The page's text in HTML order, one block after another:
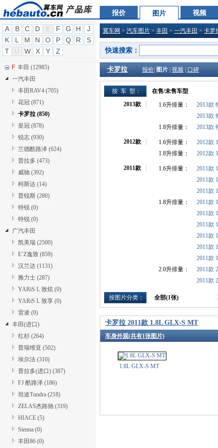
报价 图片 视频
A B C D E F G H
J
K
L M N O P Q R
S
T
U W X Y Z
D 大众 (25430)
F 菲亚特 (1920)
F 福汽新龙马 (0)
F 风行 (0)
F 法拉利 (1440)
F 丰田 (12985)
一汽丰田
丰田RAV4 (705)
花冠 (871)
卡罗拉 (850)
皇冠 (878)
锐志 (930)
兰德酷路泽 (624)
普拉多 (473)
威驰 (392)
柯斯达 (14)
普锐斯 (280)
特锐 (0)
特锐 (0)
广汽丰田
凯美瑞 (2500)
E’Z逸致 (859)
汉兰达 (1131)
雅力士 (287)
YARiS L 致炫 (0)
YARiS L 致享 (0)
雷凌 (0)
丰田(进口)
红杉 (264)
普瑞维亚 (502)
埃尔法 (310)
普拉多(进口) (387)
FJ 酷路泽 (186)
坦途Tundra (218)
ZELAS杰路驰 (319)
HIACE (5)
Sienna (0)
丰田86 (0)
冀车网 > 汽车图片 > 丰田 > 一汽丰田 > 卡罗
快速搜索：
卡罗拉 报价 图片 视频 口碑
按 车 型：
在售/未售车型
2013款
1.6升排量：
2013款
2013款
1.8升排量：
2013款
2012款 1.6升排量：
2012款
1.8升排量：
2012款
2011款 1.6升排量：
2011款
2011款
2011款
1.8升排量：
2011款
2011款
2011款
2011款
2011款
2011款
2.0升排量：
2011款
2011款
按图片分类： 全部(1张)
卡罗拉 2011款 1.8L GLX-S MT
车身外观(共有1张图片)
1.8L GLX-S MT